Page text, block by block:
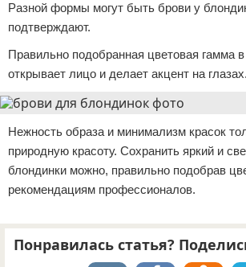
Разной формы могут быть брови у
подтверждают.
Правильно подобранная цветовая гамма
открывает лицо и делает акцент на глазах.
Нежность образа и минимализм красок
природную красоту. Сохранить яркий и
блондинки можно, правильно подобрав
рекомендациям профессионалов.
Понравилась статья?